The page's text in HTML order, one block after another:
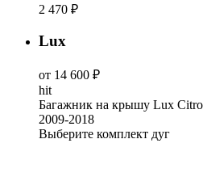
2 470 ₽
Lux
от 14 600 ₽
hit
Багажник на крышу Lux
2009-2018
Выберите комплект дуг